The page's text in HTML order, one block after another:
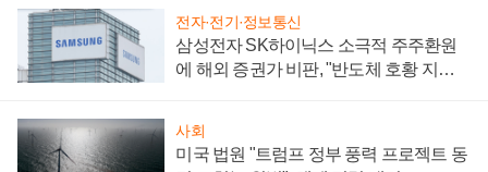
전자·전기·정보통신
삼성전자 SK하이닉스 소극적 주주환원
에 해외 증권가 비판, "반도체 호황 지속
사회
미국 법원 "트럼프 정부 풍력 프로젝트 동